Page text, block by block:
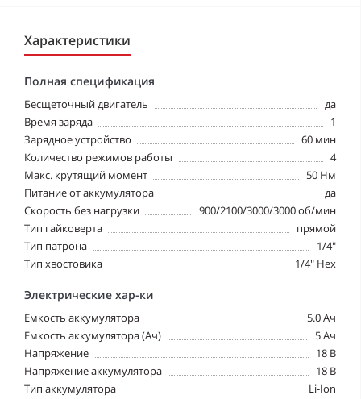
Характеристики
Полная спецификация
Бесщеточный двигатель
да
Время заряда
1
Зарядное устройство
60 мин
Количество режимов работы
4
Макс. крутящий момент
50 Нм
Питание от аккумулятора
да
Скорость без нагрузки
900/2100/3000/3000 об/мин
Тип гайковерта
прямой
Тип патрона
1/4"
Тип хвостовика
1/4" Hex
Электрические хар-ки
Емкость аккумулятора
5.0 Ач
Емкость аккумулятора (Ач)
5 Ач
Напряжение
18 В
Напряжение аккумулятора
18 В
Тип аккумулятора
Li-Ion